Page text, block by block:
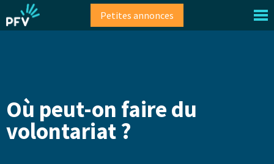
au
contenu
Petites annonces
Où peut-on faire du
volontariat ?